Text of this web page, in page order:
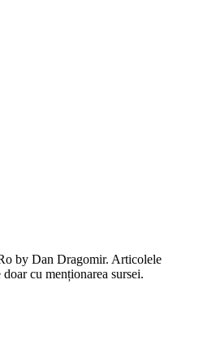
by Dan Dragomir. Articolele
cu menționarea sursei.